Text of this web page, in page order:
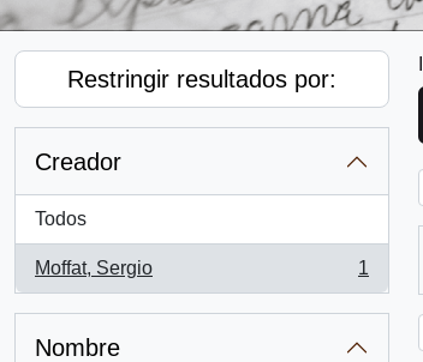
Restringir resultados por:
Creador
Todos
Moffat, Sergio
, 1 resultados
1
Nombre